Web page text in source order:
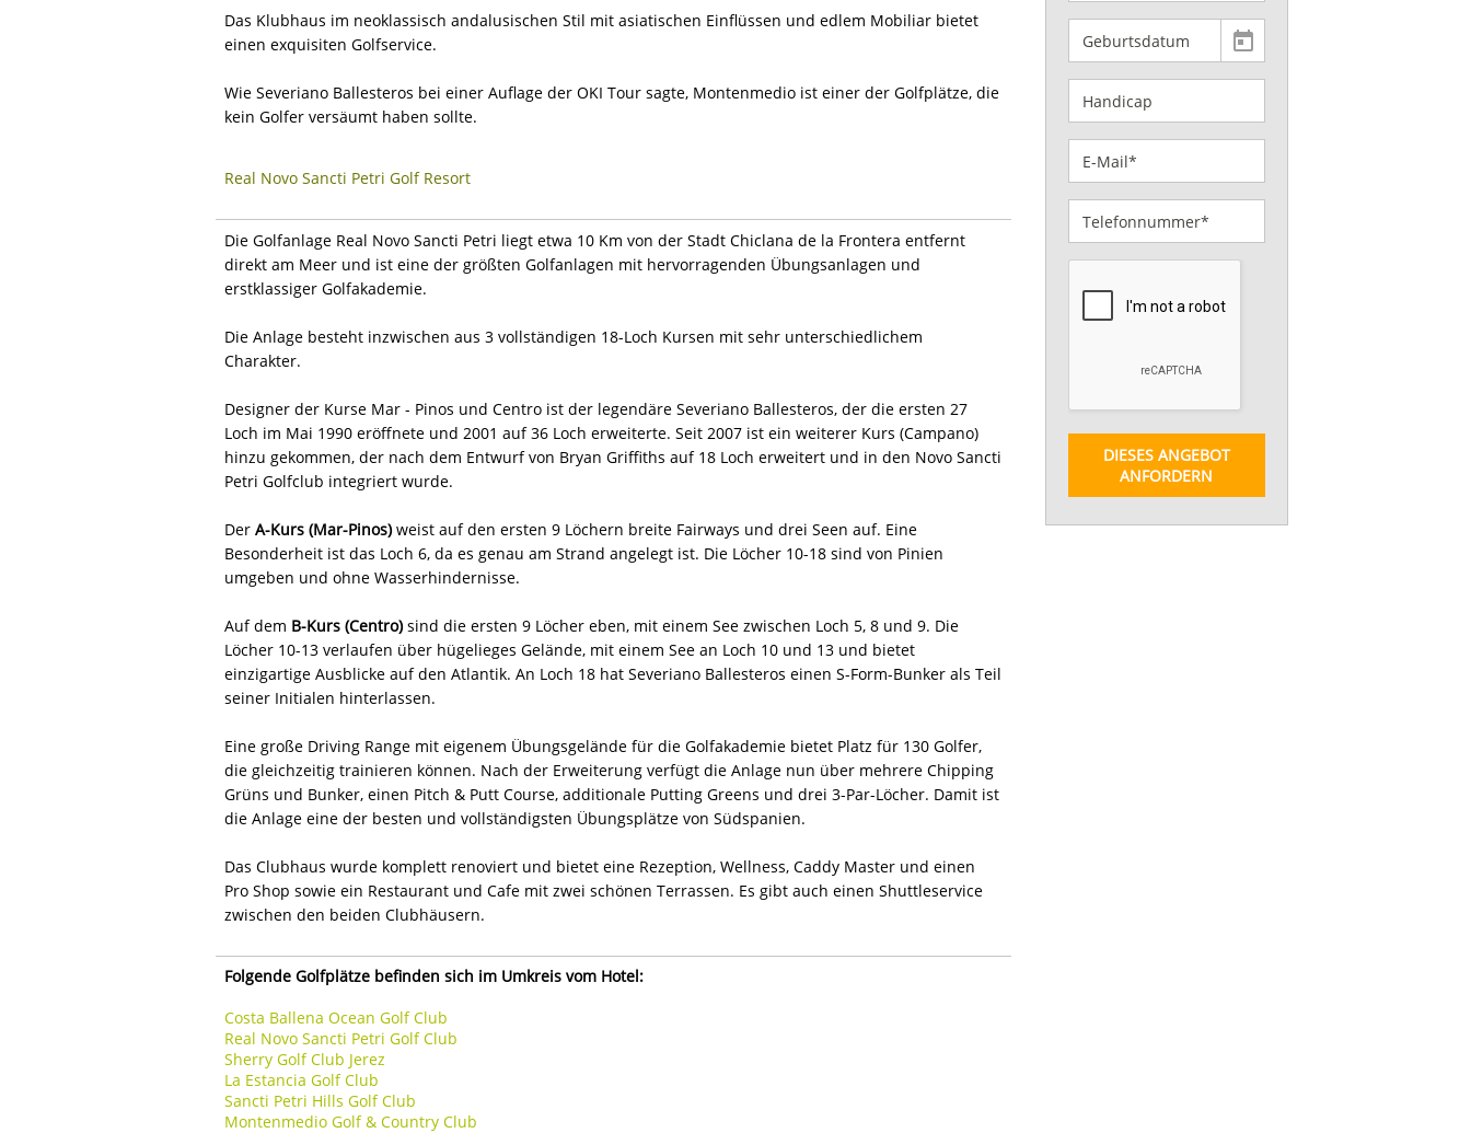
Das Klubhaus im neoklassisch andalusischen Stil mit asiatischen Einflüssen und edlem Mobiliar bietet
einen exquisiten Golfservice.
Wie Severiano Ballesteros bei einer Auflage der OKI Tour sagte, Montenmedio ist einer der Golfplätze, die
kein Golfer versäumt haben sollte.
Real Novo Sancti Petri Golf Resort
Die Golfanlage Real Novo Sancti Petri liegt etwa 10 Km von der Stadt Chiclana de la Frontera entfernt
direkt am Meer und ist eine der größten Golfanlagen mit hervorragenden Übungsanlagen und
erstklassiger Golfakademie.
Die Anlage besteht inzwischen aus 3 vollständigen 18-Loch Kursen mit sehr unterschiedlichem
Charakter.
Designer der Kurse Mar - Pinos und Centro ist der legendäre Severiano Ballesteros, der die ersten 27
Loch im Mai 1990 eröffnete und 2001 auf 36 Loch erweiterte. Seit 2007 ist ein weiterer Kurs (Campano)
hinzu gekommen, der nach dem Entwurf von Bryan Griffiths auf 18 Loch erweitert und in den Novo Sancti
Petri Golfclub integriert wurde.
Der A-Kurs (Mar-Pinos)weist auf den ersten 9 Löchern breite Fairways und drei Seen auf. Eine
Besonderheit ist das Loch 6, da es genau am Strand angelegt ist. Die Löcher 10-18 sind von Pinien
umgeben und ohne Wasserhindernisse.
Auf dem B-Kurs (Centro)sind die ersten 9 Löcher eben, mit einem See zwischen Loch 5, 8 und 9. Die
Löcher 10-13 verlaufen über hügelieges Gelände, mit einem See an Loch 10 und 13 und bietet
einzigartige Ausblicke auf den Atlantik. An Loch 18 hat Severiano Ballesteros einen S-Form-Bunker als Teil
seiner Initialen hinterlassen.
Eine große Driving Range mit eigenem Übungsgelände für die Golfakademie bietet Platz für 130 Golfer,
die gleichzeitig trainieren können. Nach der Erweiterung verfügt die Anlage nun über mehrere Chipping
Grüns und Bunker, einen Pitch & Putt Course, additionale Putting Greens und drei 3-Par-Löcher. Damit ist
die Anlage eine der besten und vollständigsten Übungsplätze von Südspanien.
Das Clubhaus wurde komplett renoviert und bietet eine Rezeption, Wellness, Caddy Master und einen
Pro Shop sowie ein Restaurant und Cafe mit zwei schönen Terrassen. Es gibt auch einen Shuttleservice
zwischen den beiden Clubhäusern.
Folgende Golfplätze befinden sich im Umkreis vom Hotel:
Costa Ballena Ocean Golf Club
Real Novo Sancti Petri Golf Club
Sherry Golf Club Jerez
La Estancia Golf Club
Sancti Petri Hills Golf Club
Montenmedio Golf & Country Club
DIESES ANGEBOT
ANFORDERN